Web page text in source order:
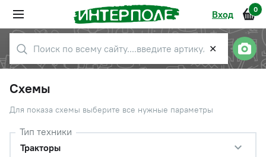
Вход 0
✕
Схемы
Для показа схемы выберите все нужные параметры
Тип техники
Тракторы